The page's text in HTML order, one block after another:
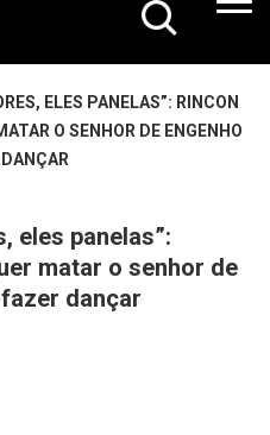
ELES PANELAS”: RINCON
O SENHOR DE ENGENHO
eles panelas”:
matar o senhor de
dançar